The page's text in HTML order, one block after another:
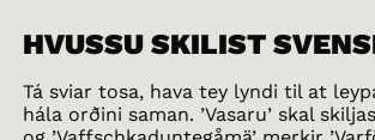
HVUSSU SKILIST
Tá sviar tosa, hava tey lyndi til at
hála orðini saman. ’Vasaru’ skal